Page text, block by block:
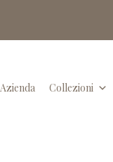
Azienda Collezioni